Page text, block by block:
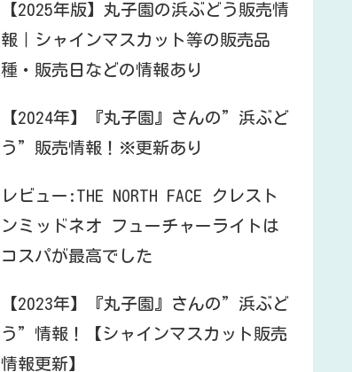
【2025年版】丸子園の浜ぶどう販売情
報｜シャインマスカット等の販売品
種・販売日などの情報あり
【2024年】『丸子園』さんの”浜ぶど
う”販売情報！※更新あり
レビュー:THE NORTH FACE クレスト
ンミッドネオ フューチャーライトは
コスパが最高でした
【2023年】『丸子園』さんの”浜ぶど
う”情報！【シャインマスカット販売
情報更新】